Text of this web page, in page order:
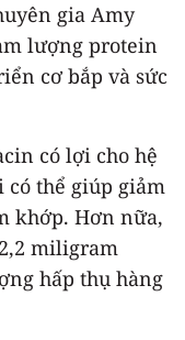
gia Amy
lượng protein
cơ bắp và sức
có lợi cho hệ
thể giúp giảm
khớp. Hơn nữa,
miligram
hấp thụ hàng